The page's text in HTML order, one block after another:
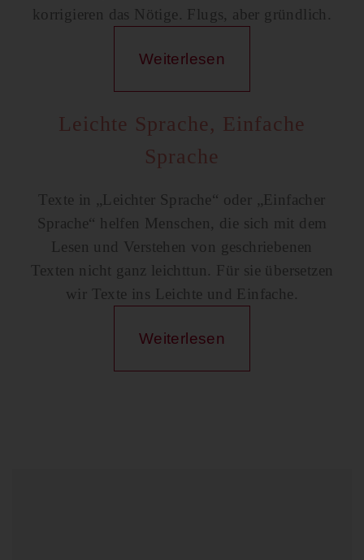
korrigieren das Nötige. Flugs, aber gründlich.
Weiterlesen
Leichte Sprache, Einfache
Sprache
Texte in „Leichter Sprache“ oder „Einfacher
Sprache“ helfen Menschen, die sich mit dem
Lesen und Verstehen von geschriebenen
Texten nicht ganz leichttun. Für sie übersetzen
wir Texte ins Leichte und Einfache.
Weiterlesen